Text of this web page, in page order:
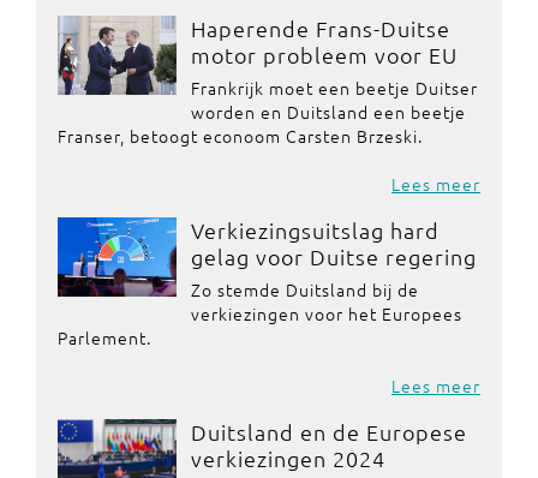
Haperende Frans-Duitse
motor probleem voor EU
Frankrijk moet een beetje Duitser
worden en Duitsland een beetje
Franser, betoogt econoom Carsten Brzeski.
Lees meer
Verkiezingsuitslag hard
gelag voor Duitse regering
Zo stemde Duitsland bij de
verkiezingen voor het Europees
Parlement.
Lees meer
Duitsland en de Europese
verkiezingen 2024